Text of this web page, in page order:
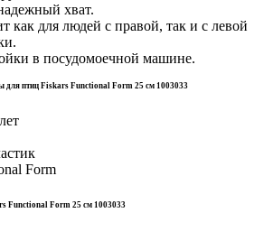
хват.
как для людей с правой, так и с левой
в посудомоечной машине.
для птиц Fiskars Functional Form 25 см 1003033
Form
Functional Form 25 см 1003033